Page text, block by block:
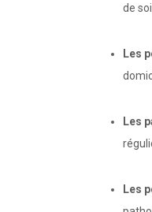
de
Les
Les
Les